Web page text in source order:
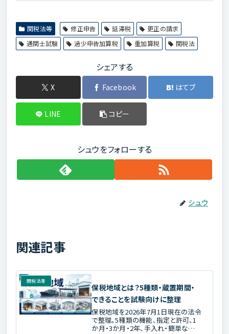
関税法等 修正申告 延滞税
更正の請求
通関士試験
過少申告加算税 重加算税 関税法
シェアする
X Facebook はてブ
LINE コピー
シュウをフォローする
シュウ
関連記事
関税法等
保税地域とは？5種類・蔵置期間・
できることを試験向けに整理
保税地域を2026年7月1日現在の法令
で整理。5種類の機能、指定と許可、1
か月・3か月・2年、手入れ・簡単な加